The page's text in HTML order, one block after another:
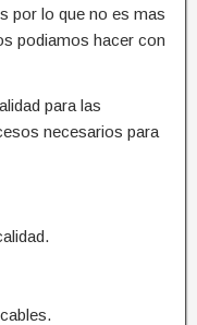
por lo que no es mas
podiamos hacer con
para las
necesarios para